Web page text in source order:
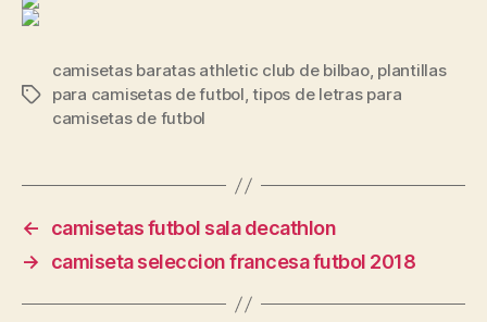
Etiquetas
camisetas baratas athletic club de bilbao, plantillas
para camisetas de futbol,tipos de letras para
camisetas de futbol
←
camisetas futbol sala decathlon
→
camiseta seleccion francesa futbol 2018